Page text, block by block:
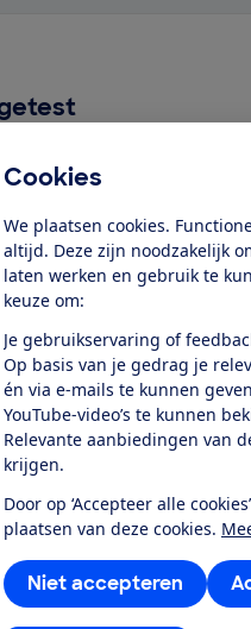
Cookies
We plaatsen cookies.
altijd. Deze zijn noodzakelijk
laten werken en gebruik te
keuze om:
Je gebruikservaring of
Op basis van je gedrag je
én via e-mails te kunnen
YouTube-video’s te kunnen
Relevante aanbiedingen van
krijgen.
Door op ‘Accepteer alle
plaatsen van deze cookies.
Niet accepteren
hebben we wel
Evi Black
test